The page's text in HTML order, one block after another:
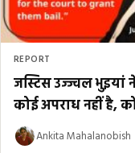
REPORT
जस्टिस उज्ज्वल भुइयां
कोई अपराध नहीं है,
Ankita Mahalanobish